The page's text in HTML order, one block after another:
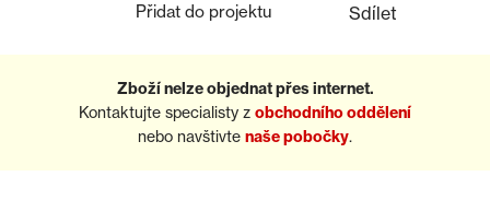
Přidat do projektu Sdílet
Zboží nelze objednat přes internet.
Kontaktujte specialisty z obchodního oddělení
nebo navštivte naše pobočky.